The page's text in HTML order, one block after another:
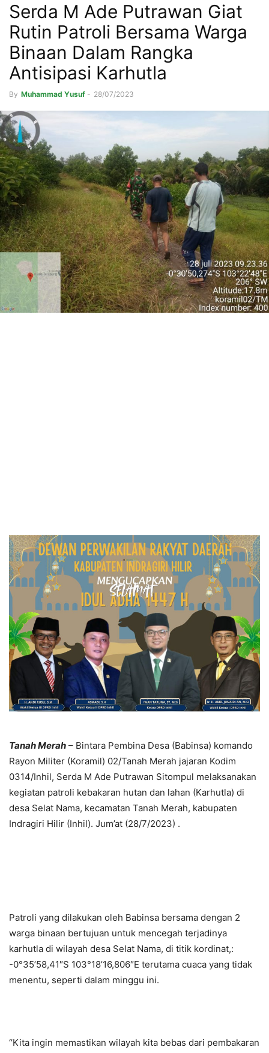
Serda M Ade Putrawan Giat
Rutin Patroli Bersama Warga
Binaan Dalam Rangka
Antisipasi Karhutla
By Muhammad Yusuf - 28/07/2023
TanahMerah – Bintara Pembina Desa (Babinsa) komando
Rayon Militer (Koramil) 02/Tanah Merah jajaran Kodim
0314/Inhil, Serda M Ade Putrawan Sitompul melaksanakan
kegiatan patroli kebakaran hutan dan lahan (Karhutla) di
desa Selat Nama, kecamatan Tanah Merah, kabupaten
Indragiri Hilir (Inhil). Jum’at (28/7/2023) .
Patroli yang dilakukan oleh Babinsa bersama dengan 2
warga binaan bertujuan untuk mencegah terjadinya
karhutla di wilayah desa Selat Nama, di titik kordinat,:
-0°35’58,41″S 103°18’16,806″E terutama cuaca yang tidak
menentu, seperti dalam minggu ini.
“Kita ingin memastikan wilayah kita bebas dari pembakaran